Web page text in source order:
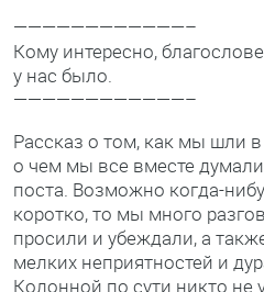
————————————–
Кому интересно,
у нас было.
————————————–
Рассказ о том, как мы шли
о чем мы все вместе
поста. Возможно когда-
коротко, то мы много
просили и убеждали, а
мелких неприятностей и
Колонной по сути никто